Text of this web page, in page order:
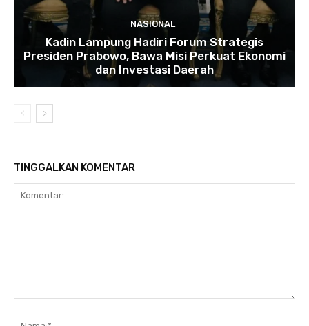
NASIONAL
Kadin Lampung Hadiri Forum Strategis
Presiden Prabowo, Bawa Misi Perkuat Ekonomi
dan Investasi Daerah
TINGGALKAN KOMENTAR